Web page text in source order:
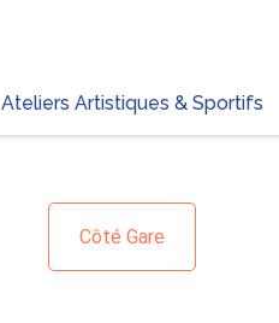
Ateliers Artistiques & Sportifs
Côté Gare